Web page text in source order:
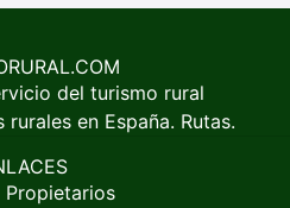
del turismo rural
en España. Rutas.
Propietarios